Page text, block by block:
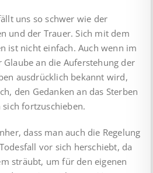
uns so schwer wie der
und der Trauer. Sich mit dem
ist nicht einfach. Auch wenn im
an die Auferstehung der
ausdrücklich bekannt wird,
den Gedanken an das Sterben
fortzuschieben.
dass man auch die Regelung
vor sich herschiebt, da
sträubt, um für den eigenen